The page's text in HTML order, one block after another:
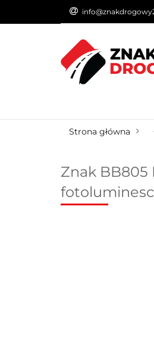
Strona główna
Znak BB805